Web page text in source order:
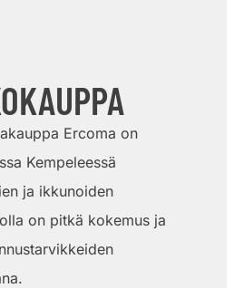
Ercoma on
Kempeleessä
ja ikkunoiden
on pitkä kokemus ja